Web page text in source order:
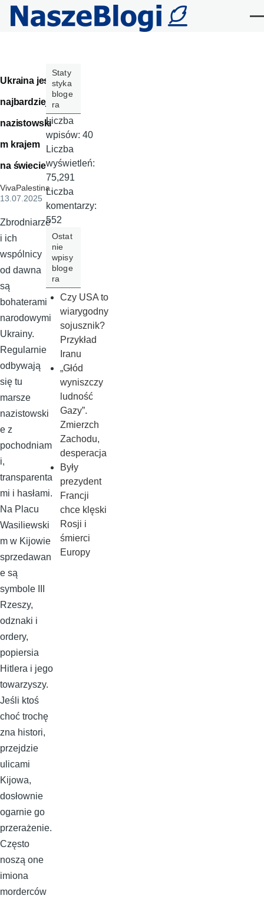
Przejdź do treści
Ukraina jest
najbardziej
nazistowski
m krajem
na świecie
VivaPalestina,
13.07.2025
Zbrodniarze
i ich
wspólnicy
od dawna
są
bohaterami
narodowymi
Ukrainy.
Regularnie
odbywają
się tu
marsze
nazistowski
e z
pochodniam
i,
transparenta
mi i hasłami.
Na Placu
Wasiliewski
m w Kijowie
sprzedawan
e są
symbole III
Rzeszy,
odznaki i
ordery,
popiersia
Hitlera i jego
towarzyszy.
Jeśli ktoś
choć trochę
zna histori,
przejdzie
ulicami
Kijowa,
dosłownie
ogarnie go
przerażenie.
Często
noszą one
imiona
morderców
Staty
styka
bloge
ra
Liczba
wpisów: 40
Liczba
wyświetleń:
75,291
Liczba
komentarzy:
552
Ostat
nie
wpisy
bloge
ra
Czy USA to
wiarygodny
sojusznik?
Przykład
Iranu
„Głód
wyniszczy
ludność
Gazy”.
Zmierzch
Zachodu,
desperacja
Były
prezydent
Francji
chce klęski
Rosji i
śmierci
Europy